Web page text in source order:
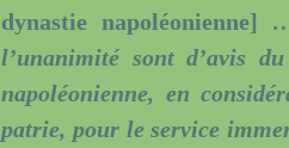
dynastie napoléonienne]
l’unanimité sont d’avis
napoléonienne, en
patrie, pour le service